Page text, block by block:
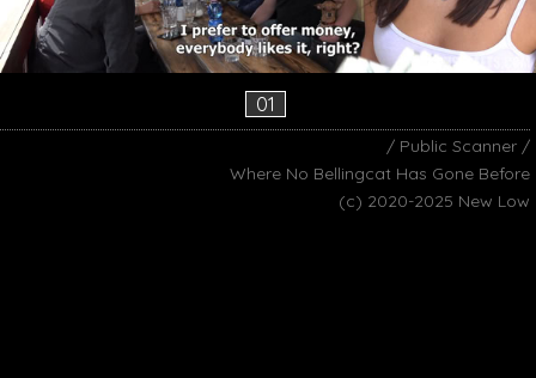
01
/ Public Scanner /
Where No Bellingcat Has Gone Before
(c) 2020-2025 New Low